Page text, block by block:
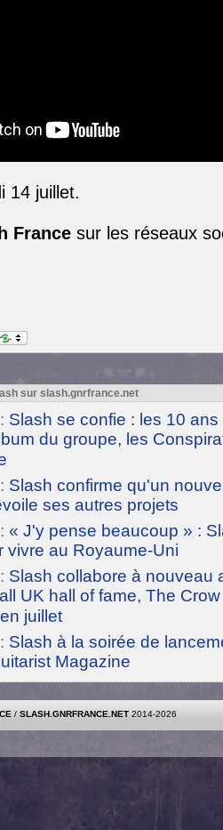
14 juillet.
France sur les réseaux
sur slash.gnrfrance.net
Slash se confie : les 10
du groupe, les
Slash confirme qu'un
ses autres projets
« J'y pense beaucoup » :
vivre au Royaume-Uni
Slash collabore à nouveau
UK hall of fame, The
juillet
Slash à la soirée de
Magazine
/ SLASH.GNRFRANCE.NET 2014-2026